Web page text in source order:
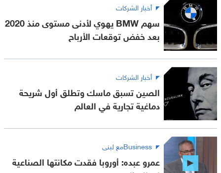
أخبار الشركات
سهم BMW يهوي لأدنى مستوى منذ 2020
بعد خفض توقعات الأرباح
أخبار الشركات
الصين تسبق ماسك وتطلق أول شريحة
دماغية تجارية في العالم
Businessمع لبنى
عمرو عبده: أوروبا فقدت مكانتها الصناعية